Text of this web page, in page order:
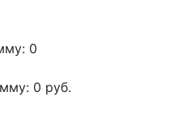
0
0 руб.